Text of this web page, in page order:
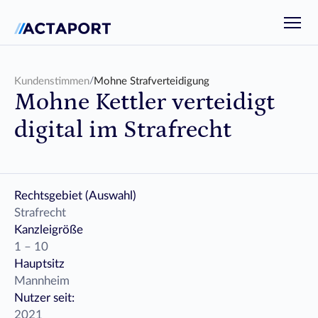
Kern
Fallbearbeitung
Finanzwesen
Mobile App
Ressourcen
Unternehmen
Journal
Unternehmen
Wissenswertes
Helpcenter
API Docs
Support
Kontakt
Preise
Kundenstimmen/ Mohne Strafverteidigung
Mohne Kettler verteidigt
digital im Strafrecht
Rechtsgebiet (Auswahl)
Strafrecht
Kanzleigröße
1 – 10
Hauptsitz
Mannheim
Nutzer seit:
2021